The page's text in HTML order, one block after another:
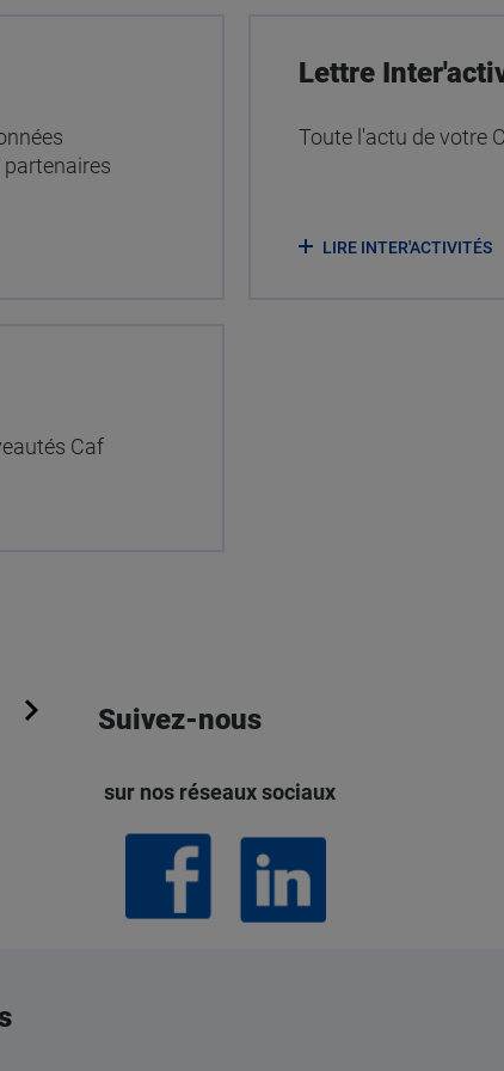
Lettre
Toute l'actu de votre
LIRE INTER'ACTIVITÉS
Caf
Suivez-nous
sur nos réseaux sociaux